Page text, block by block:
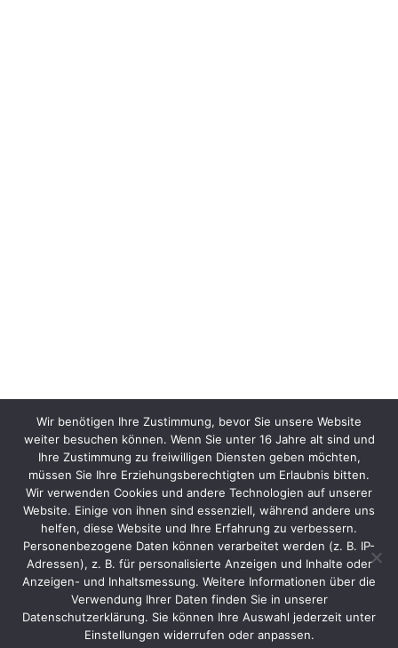
Wir benötigen Ihre Zustimmung, bevor Sie unsere Website
weiter besuchen können. Wenn Sie unter 16 Jahre alt sind und
Ihre Zustimmung zu freiwilligen Diensten geben möchten,
müssen Sie Ihre Erziehungsberechtigten um Erlaubnis bitten.
Wir verwenden Cookies und andere Technologien auf unserer
Website. Einige von ihnen sind essenziell, während andere uns
helfen, diese Website und Ihre Erfahrung zu verbessern.
Personenbezogene Daten können verarbeitet werden (z. B. IP-
Adressen), z. B. für personalisierte Anzeigen und Inhalte oder
Anzeigen- und Inhaltsmessung. Weitere Informationen über die
Verwendung Ihrer Daten finden Sie in unserer
Datenschutzerklärung. Sie können Ihre Auswahl jederzeit unter
Einstellungen widerrufen oder anpassen.